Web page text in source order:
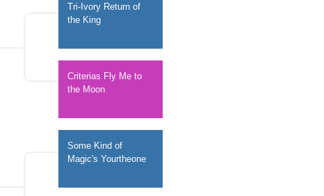
Tri-Ivory Return of
the King
Criterias Fly Me to
the Moon
Some Kind of
Magic's Yourtheone